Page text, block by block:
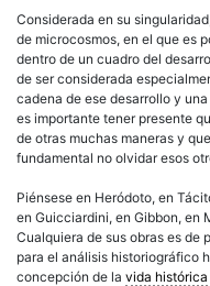
Considerada en su
de microcosmos, en el que es
dentro de un cuadro del
de ser considerada
cadena de ese desarrollo y
es importante tener presente
de otras muchas maneras y
fundamental no olvidar esos
Piénsese en Heródoto, en
en Guicciardini, en Gibbon, en
Cualquiera de sus obras es de
para el análisis historiográfico
concepción de la vida histórica